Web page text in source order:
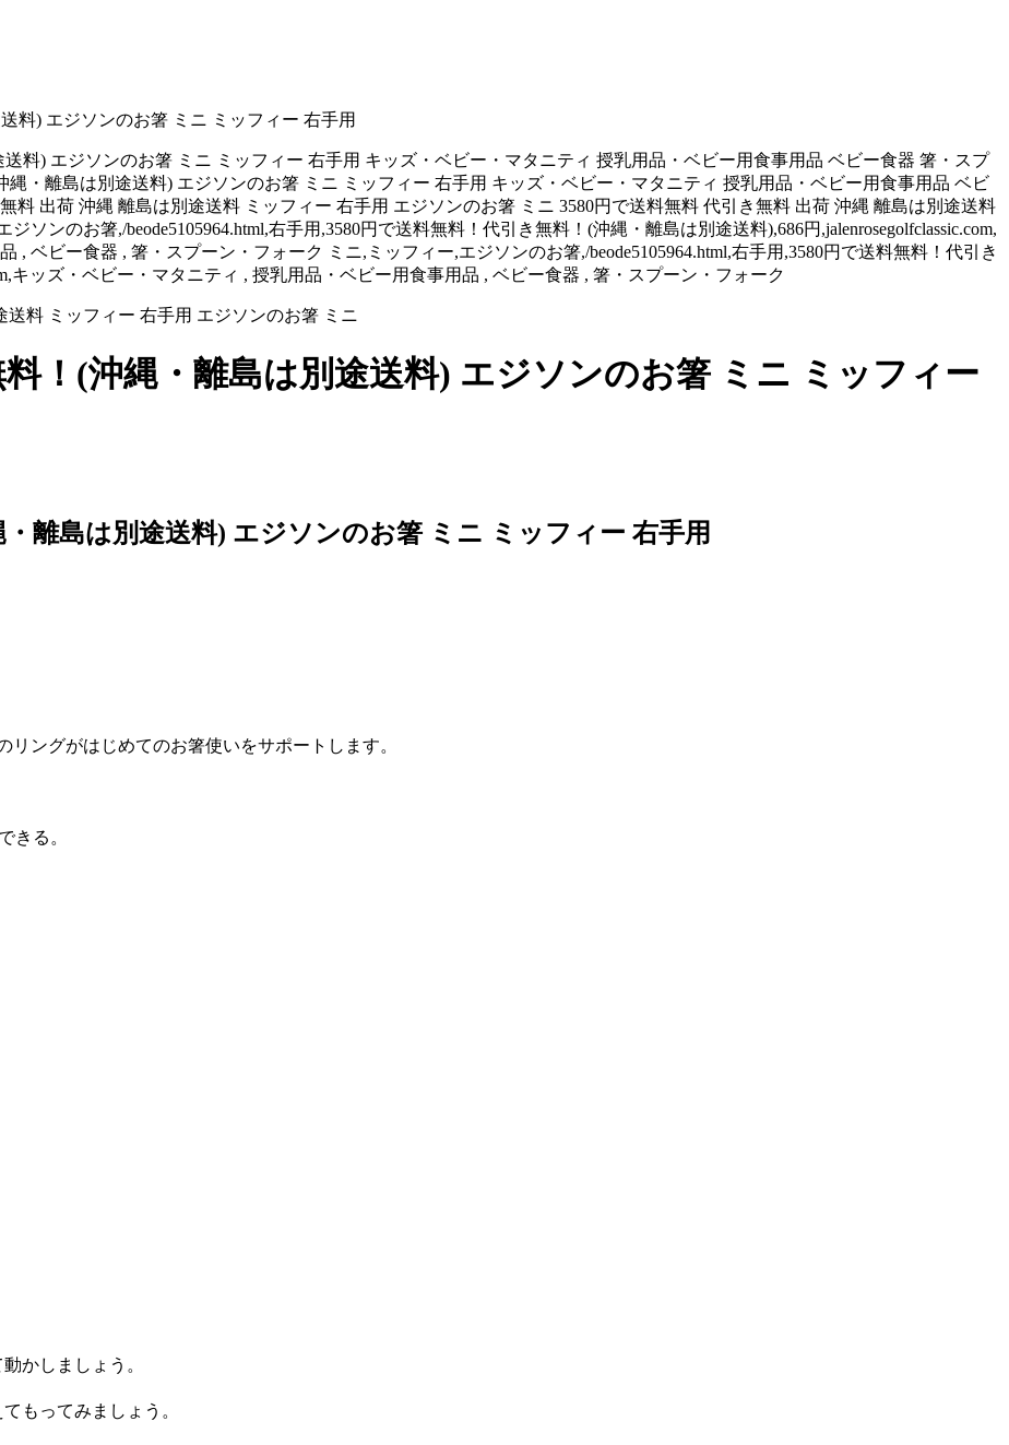
料) エジソンのお箸 ミニ ミッフィー 右手用
料) エジソンのお箸 ミニ ミッフィー 右手用 キッズ・ベビー・マタニティ 授乳用品・ベビー用食事用品 ベビー食器 箸・スプ
縄・離島は別途送料) エジソンのお箸 ミニ ミッフィー 右手用 キッズ・ベビー・マタニティ 授乳用品・ベビー用食事用品 ベビ
料 出荷 沖縄 離島は別途送料 ミッフィー 右手用 エジソンのお箸 ミニ 3580円で送料無料 代引き無料 出荷 沖縄 離島は別途送料
ソンのお箸,/beode5105964.html,右手用,3580円で送料無料！代引き無料！(沖縄・離島は別途送料),686円,jalenrosegolfclassic.com,
, ベビー食器 , 箸・スプーン・フォーク ミニ,ミッフィー,エジソンのお箸,/beode5105964.html,右手用,3580円で送料無料！代引き
キッズ・ベビー・マタニティ , 授乳用品・ベビー用食事用品 , ベビー食器 , 箸・スプーン・フォーク
！(沖縄・離島は別途送料) エジソンのお箸 ミニ ミッフィー
離島は別途送料) エジソンのお箸 ミニ ミッフィー 右手用
ングがはじめてのお箸使いをサポートします。
きる。
かしましょう。
もってみましょう。